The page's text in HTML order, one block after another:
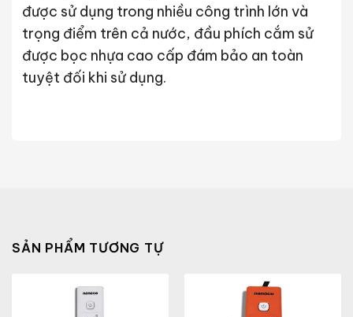
được sử dụng trong nhiều công trình lớn và
trọng điểm trên cả nước, đầu phích cắm sử
được bọc nhựa cao cấp đám bảo an toàn
tuyệt đối khi sử dụng.
SẢN PHẨM TƯƠNG TỰ